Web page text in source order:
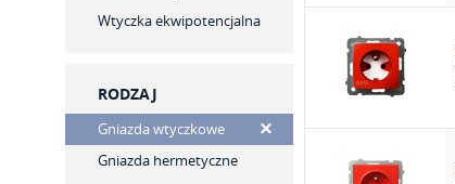
Wtyczka ekwipotencjalna
RODZAJ
Gniazda wtyczkowe
Gniazda hermetyczne